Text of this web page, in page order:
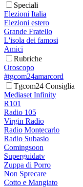
Speciali
Elezioni Italia
Elezioni estero
Grande Fratello
L'isola dei famosi
Amici
Rubriche
Oroscopo
#tgcom24amarcord
Tgcom24 Consiglia
Mediaset Infinity
R101
Radio 105
Virgin Radio
Radio Montecarlo
Radio Subasio
Comingsoon
Superguidatv
Zuppa di Porro
Non Sprecare
Cotto e Mangiato